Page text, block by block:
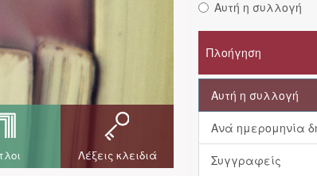
Λέξεις κλειδιά
Αυτή η συλλογή
Πλοήγηση
Αυτή η συλλογή
Ανά ημερομηνία
Συγγραφείς